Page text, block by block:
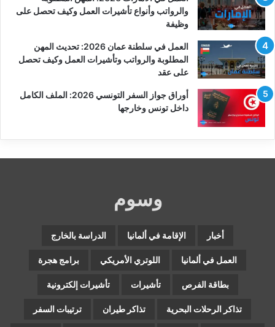
والرواتب وأنواع تأشيرات العمل وكيف تحصل على
وظيفة
العمل في سلطنة عمان 2026: تحديث المهن
المطلوبة والرواتب وتأشيرات العمل وكيف تحصل
على عقد
أوراق جواز السفر التونسي 2026: الملف الكامل
داخل تونس وخارجها
وسوم
أخبار الإقامة في ألمانيا الدراسة بالخارج
العمل في ألمانيا اللوتري الأمريكي برامج هجرة
بطاقة الفرص تأشيرات تأشيرات إلكترونية
تذاكر الرحلات البحرية تذاكر طيران ترتيبات السفر